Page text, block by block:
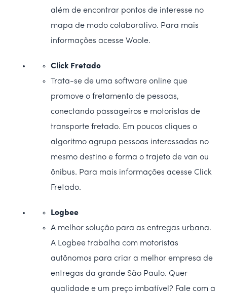
além de encontrar pontos de interesse no
mapa de modo colaborativo. Para mais
informações acesse Woole.
Click Fretado
Trata-se de uma software online que
promove o fretamento de pessoas,
conectando passageiros e motoristas de
transporte fretado. Em poucos cliques o
algoritmo agrupa pessoas interessadas no
mesmo destino e forma o trajeto de van ou
ônibus. Para mais informações acesse Click
Fretado.
Logbee
A melhor solução para as entregas urbana.
A Logbee trabalha com motoristas
autônomos para criar a melhor empresa de
entregas da grande São Paulo. Quer
qualidade e um preço imbatível? Fale com a